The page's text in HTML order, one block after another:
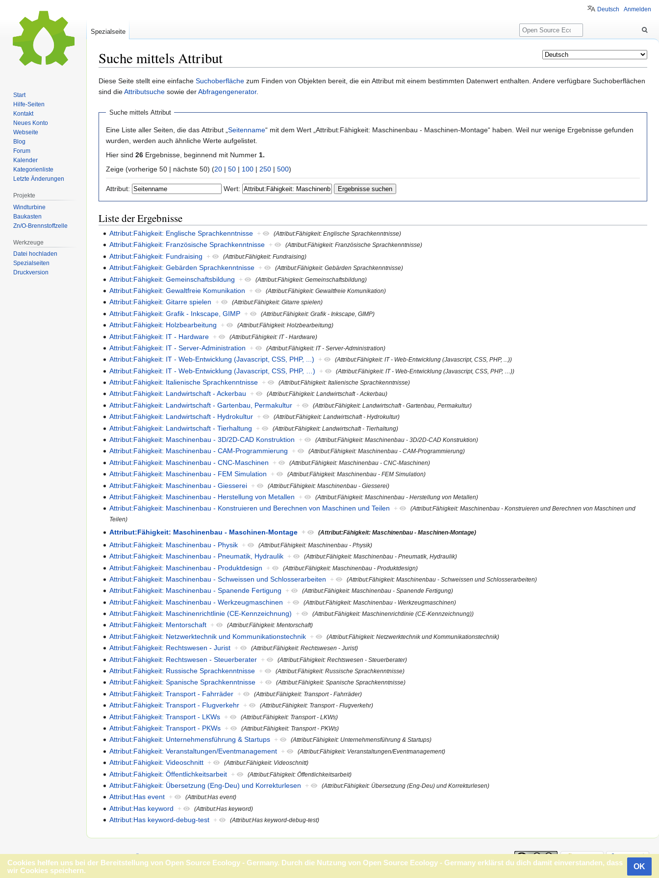
Suche mittels Attribut
Zur
Navigation
Zur
Suche
Diese Seite stellt eine einfache Suchoberfläche zum Finden von Objekten bereit, die ein Attribut mit einem bestimmten Datenwert enthalten. Andere verfügbare Suchoberflächen
sind dieAttributsuche sowie derAbfragengenerator.
Suche mittels Attribut
Eine Liste aller Seiten, die das Attribut „ Seitenname“ mit dem Wert „Attribut:Fähigkeit: Maschinenbau - Maschinen-Montage“ haben. Weil nur wenige Ergebnisse gefunden
wurden, werden auch ähnliche Werte aufgelistet.
Hier sind 26 Ergebnisse, beginnend mit Nummer 1.
Zeige (vorherige 50 | nächste 50) (20 | 50 | 100 | 250 | 500)
Attribut: Wert:
Liste der Ergebnisse
Attribut:Fähigkeit: Englische Sprachkenntnisse + (Attribut:Fähigkeit: Englische Sprachkenntnisse)
Attribut:Fähigkeit: Französische Sprachkenntnisse + (Attribut:Fähigkeit: Französische Sprachkenntnisse)
Attribut:Fähigkeit: Fundraising + (Attribut:Fähigkeit: Fundraising)
Attribut:Fähigkeit: Gebärden Sprachkenntnisse + (Attribut:Fähigkeit: Gebärden Sprachkenntnisse)
Attribut:Fähigkeit: Gemeinschaftsbildung + (Attribut:Fähigkeit: Gemeinschaftsbildung)
Attribut:Fähigkeit: Gewaltfreie Komunikation + (Attribut:Fähigkeit: Gewaltfreie Komunikation)
Attribut:Fähigkeit: Gitarre spielen + (Attribut:Fähigkeit: Gitarre spielen)
Attribut:Fähigkeit: Grafik - Inkscape, GIMP + (Attribut:Fähigkeit: Grafik - Inkscape, GIMP)
Attribut:Fähigkeit: Holzbearbeitung + (Attribut:Fähigkeit: Holzbearbeitung)
Attribut:Fähigkeit: IT - Hardware + (Attribut:Fähigkeit: IT - Hardware)
Attribut:Fähigkeit: IT - Server-Administration + (Attribut:Fähigkeit: IT - Server-Administration)
Attribut:Fähigkeit: IT - Web-Entwicklung (Javascript, CSS, PHP, ...) + (Attribut:Fähigkeit: IT - Web-Entwicklung (Javascript, CSS, PHP, ...))
Attribut:Fähigkeit: IT - Web-Entwicklung (Javascript, CSS, PHP, …) + (Attribut:Fähigkeit: IT - Web-Entwicklung (Javascript, CSS, PHP, …))
Attribut:Fähigkeit: Italienische Sprachkenntnisse + (Attribut:Fähigkeit: Italienische Sprachkenntnisse)
Attribut:Fähigkeit: Landwirtschaft - Ackerbau + (Attribut:Fähigkeit: Landwirtschaft - Ackerbau)
Attribut:Fähigkeit: Landwirtschaft - Gartenbau, Permakultur + (Attribut:Fähigkeit: Landwirtschaft - Gartenbau, Permakultur)
Attribut:Fähigkeit: Landwirtschaft - Hydrokultur + (Attribut:Fähigkeit: Landwirtschaft - Hydrokultur)
Attribut:Fähigkeit: Landwirtschaft - Tierhaltung + (Attribut:Fähigkeit: Landwirtschaft - Tierhaltung)
Attribut:Fähigkeit: Maschinenbau - 3D/2D-CAD Konstruktion + (Attribut:Fähigkeit: Maschinenbau - 3D/2D-CAD Konstruktion)
Attribut:Fähigkeit: Maschinenbau - CAM-Programmierung + (Attribut:Fähigkeit: Maschinenbau - CAM-Programmierung)
Attribut:Fähigkeit: Maschinenbau - CNC-Maschinen + (Attribut:Fähigkeit: Maschinenbau - CNC-Maschinen)
Attribut:Fähigkeit: Maschinenbau - FEM Simulation + (Attribut:Fähigkeit: Maschinenbau - FEM Simulation)
Attribut:Fähigkeit: Maschinenbau - Giesserei + (Attribut:Fähigkeit: Maschinenbau - Giesserei)
Attribut:Fähigkeit: Maschinenbau - Herstellung von Metallen + (Attribut:Fähigkeit: Maschinenbau - Herstellung von Metallen)
Attribut:Fähigkeit: Maschinenbau - Konstruieren und Berechnen von Maschinen und Teilen +
(Attribut:Fähigkeit: Maschinenbau - Konstruieren und Berechnen von Maschinen und
Teilen)
Attribut:Fähigkeit: Maschinenbau - Maschinen-Montage + (Attribut:Fähigkeit: Maschinenbau - Maschinen-Montage)
Attribut:Fähigkeit: Maschinenbau - Physik + (Attribut:Fähigkeit: Maschinenbau - Physik)
Attribut:Fähigkeit: Maschinenbau - Pneumatik, Hydraulik + (Attribut:Fähigkeit: Maschinenbau - Pneumatik, Hydraulik)
Attribut:Fähigkeit: Maschinenbau - Produktdesign + (Attribut:Fähigkeit: Maschinenbau - Produktdesign)
Attribut:Fähigkeit: Maschinenbau - Schweissen und Schlosserarbeiten + (Attribut:Fähigkeit: Maschinenbau - Schweissen und Schlosserarbeiten)
Attribut:Fähigkeit: Maschinenbau - Spanende Fertigung + (Attribut:Fähigkeit: Maschinenbau - Spanende Fertigung)
Attribut:Fähigkeit: Maschinenbau - Werkzeugmaschinen + (Attribut:Fähigkeit: Maschinenbau - Werkzeugmaschinen)
Attribut:Fähigkeit: Maschinenrichtlinie (CE-Kennzeichnung) + (Attribut:Fähigkeit: Maschinenrichtlinie (CE-Kennzeichnung))
Attribut:Fähigkeit: Mentorschaft + (Attribut:Fähigkeit: Mentorschaft)
Attribut:Fähigkeit: Netzwerktechnik und Kommunikationstechnik + (Attribut:Fähigkeit: Netzwerktechnik und Kommunikationstechnik)
Attribut:Fähigkeit: Rechtswesen - Jurist + (Attribut:Fähigkeit: Rechtswesen - Jurist)
Attribut:Fähigkeit: Rechtswesen - Steuerberater + (Attribut:Fähigkeit: Rechtswesen - Steuerberater)
Attribut:Fähigkeit: Russische Sprachkenntnisse + (Attribut:Fähigkeit: Russische Sprachkenntnisse)
Attribut:Fähigkeit: Spanische Sprachkenntnisse + (Attribut:Fähigkeit: Spanische Sprachkenntnisse)
Attribut:Fähigkeit: Transport - Fahrräder + (Attribut:Fähigkeit: Transport - Fahrräder)
Attribut:Fähigkeit: Transport - Flugverkehr + (Attribut:Fähigkeit: Transport - Flugverkehr)
Attribut:Fähigkeit: Transport - LKWs + (Attribut:Fähigkeit: Transport - LKWs)
Attribut:Fähigkeit: Transport - PKWs + (Attribut:Fähigkeit: Transport - PKWs)
Attribut:Fähigkeit: Unternehmensführung & Startups + (Attribut:Fähigkeit: Unternehmensführung & Startups)
Attribut:Fähigkeit: Veranstaltungen/Eventmanagement + (Attribut:Fähigkeit: Veranstaltungen/Eventmanagement)
Attribut:Fähigkeit: Videoschnitt + (Attribut:Fähigkeit: Videoschnitt)
Attribut:Fähigkeit: Öffentlichkeitsarbeit + (Attribut:Fähigkeit: Öffentlichkeitsarbeit)
Attribut:Fähigkeit: Übersetzung (Eng-Deu) und Korrekturlesen + (Attribut:Fähigkeit: Übersetzung (Eng-Deu) und Korrekturlesen)
Attribut:Has event + (Attribut:Has event)
Attribut:Has keyword + (Attribut:Has keyword)
Attribut:Has keyword-debug-test + (Attribut:Has keyword-debug-test)
Cookies helfen uns bei der Bereitstellung von Open Source Ecology - Germany. Durch die Nutzung von Open Source Ecology - Germany erklärst du dich damit einverstanden, dass
wir Cookies speichern.
OK
Deutsch Anmelden
Spezialseite
Suche
Start
Hilfe-Seiten
Kontakt
Neues Konto
Webseite
Blog
Forum
Kalender
Kategorienliste
Letzte Änderungen
Projekte
Windturbine
Baukasten
Zn/O-Brennstoffzelle
Werkzeuge
Datei hochladen
Spezialseiten
Druckversion